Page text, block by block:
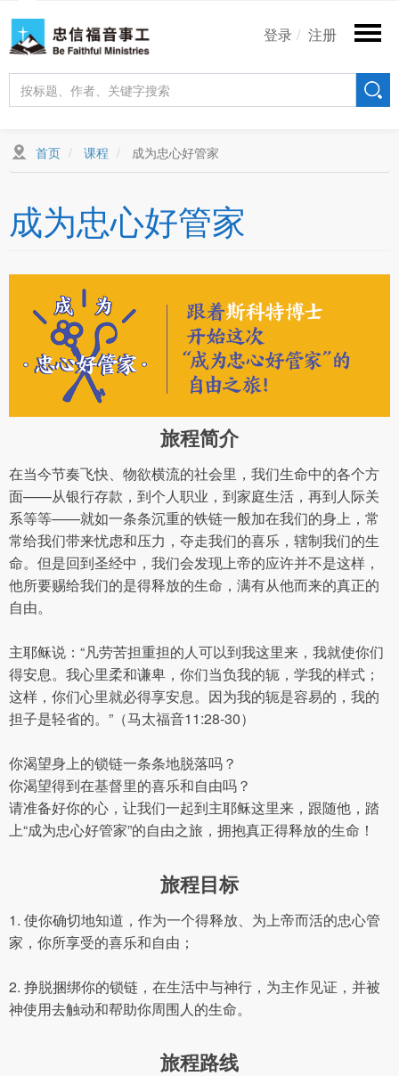
到
主
User
登录 注册
首页 课程 成为忠心好管家
成为忠心好管家
旅程简介
在当今节奏飞快、物欲横流的社会里，我们生命中的各个方
面——从银行存款，到个人职业，到家庭生活，再到人际关
系等等——就如一条条沉重的铁链一般加在我们的身上，常
常给我们带来忧虑和压力，夺走我们的喜乐，辖制我们的生
命。但是回到圣经中，我们会发现上帝的应许并不是这样，
他所要赐给我们的是得释放的生命，满有从他而来的真正的
自由。
主耶稣说：“凡劳苦担重担的人可以到我这里来，我就使你们
得安息。我心里柔和谦卑，你们当负我的轭，学我的样式；
这样，你们心里就必得享安息。因为我的轭是容易的，我的
担子是轻省的。”（马太福音11:28-30）
你渴望身上的锁链一条条地脱落吗？
你渴望得到在基督里的喜乐和自由吗？
请准备好你的心，让我们一起到主耶稣这里来，跟随他，踏
上“成为忠心好管家”的自由之旅，拥抱真正得释放的生命！
旅程目标
1. 使你确切地知道，作为一个得释放、为上帝而活的忠心管
家，你所享受的喜乐和自由；
2. 挣脱捆绑你的锁链，在生活中与神行，为主作见证，并被
神使用去触动和帮助你周围人的生命。
旅程路线